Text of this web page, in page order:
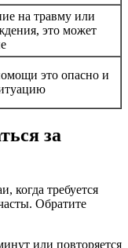
на травму или
это может
это опасно и
за
когда требуется
Обратите
или повторяется